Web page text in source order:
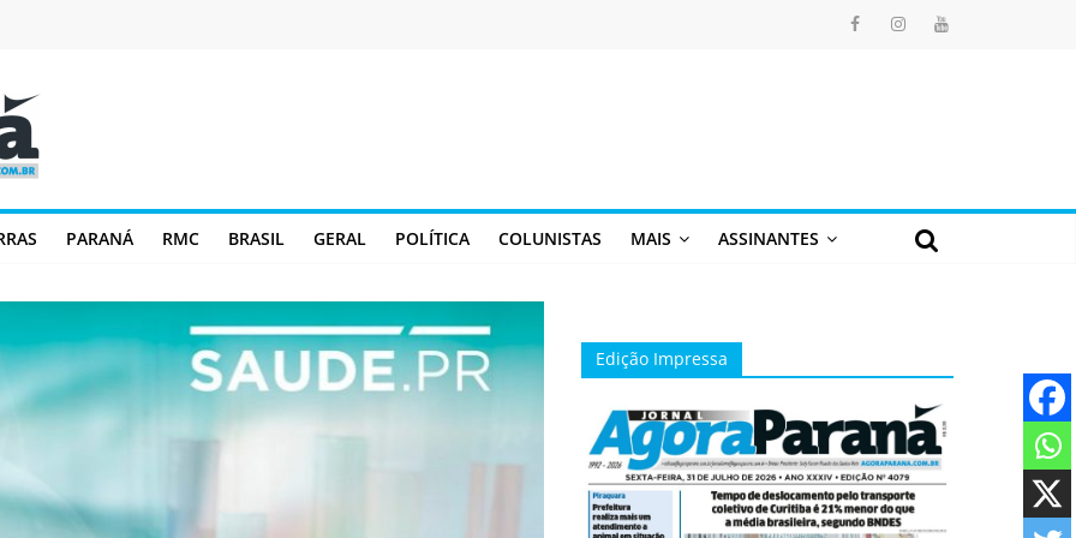
PARANÁ RMC BRASIL GERAL POLÍTICA COLUNISTAS MAIS ASSINANTES
Edição Impressa